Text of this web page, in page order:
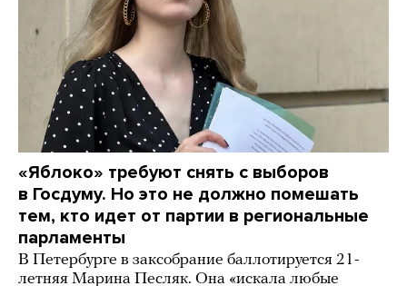
«Яблоко» требуют снять с выборов
в Госдуму. Но это не должно помешать
тем, кто идет от партии в региональные
парламенты
В Петербурге в заксобрание баллотируется 21-
летняя Марина Песляк. Она «искала любые